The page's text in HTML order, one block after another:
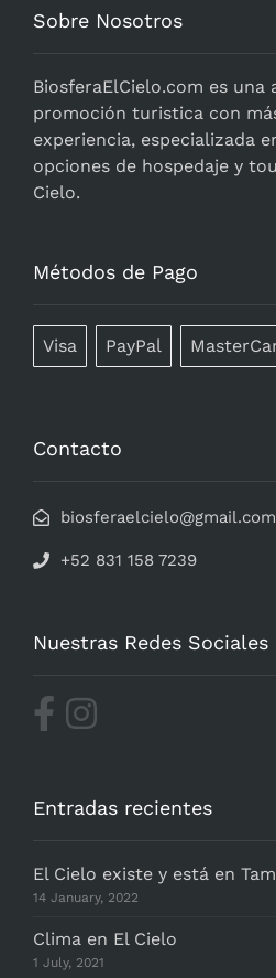
Sobre Nosotros
BiosferaElCielo.com es una
promoción turistica con
experiencia, especializada
opciones de hospedaje y
Cielo.
Métodos de Pago
Visa PayPal
Contacto
biosferaelcielo@gmail.com
+52 831 158 7239
Nuestras Redes Sociales
Entradas recientes
El Cielo existe y está en
14 January, 2022
Clima en El Cielo
1 July, 2021